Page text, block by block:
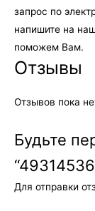
запрос по
напишите на
поможем Вам.
Отзывы
Отзывов пока
Будьте
Для отправки